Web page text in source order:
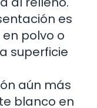
es
polvo o
superficie
aún más
blanco en